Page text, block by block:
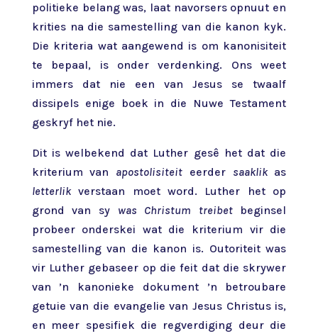
politieke belang was, laat navorsers opnuut en
krities na die samestelling van die kanon kyk.
Die kriteria wat aangewend is om kanonisiteit
te bepaal, is onder verdenking. Ons weet
immers dat nie een van Jesus se twaalf
dissipels enige boek in die Nuwe Testament
geskryf het nie.
Dit is welbekend dat Luther gesê het dat die
kriterium van apostolisiteit eerder saaklik as
letterlikverstaan moet word. Luther het op
grond van sy was Christum treibetbeginsel
probeer onderskei wat die kriterium vir die
samestelling van die kanon is. Outoriteit was
vir Luther gebaseer op die feit dat die skrywer
van ’n kanonieke dokument ’n betroubare
getuie van die evangelie van Jesus Christus is,
en meer spesifiek die regverdiging deur die